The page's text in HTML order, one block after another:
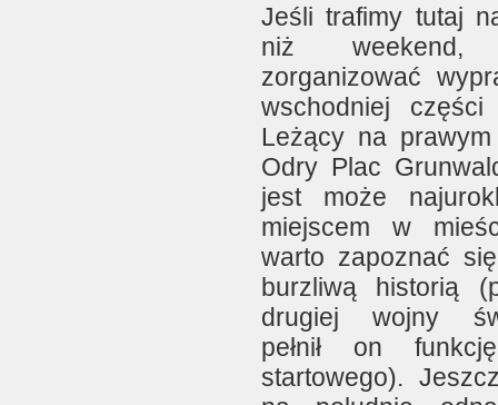
Jeśli trafimy tutaj
niż weekend,
zorganizować
wschodniej części
Leżący na
Odry Plac
jest może
miejscem w
warto zapoznać
burzliwą historią
drugiej wojny
pełnił on
startowego).